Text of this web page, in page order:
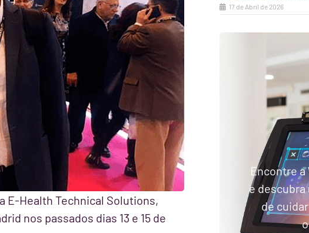
E-Health Technical Solutions,
nos passados dias 13 e 15 de
17 de Abril de 2026
Encontre
e descubra
de